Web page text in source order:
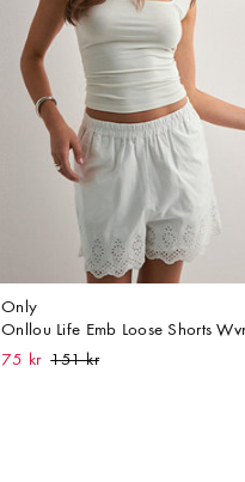
Only
Onllou Life Emb Loose Shorts
75 kr